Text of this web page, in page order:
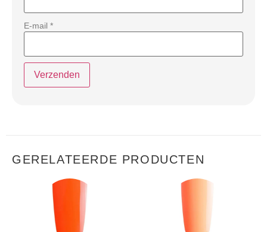
E-mail *
GERELATEERDE PRODUCTEN